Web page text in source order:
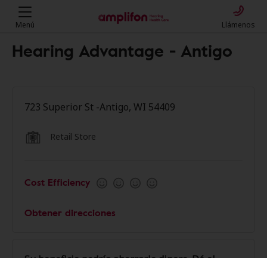
Menú Llámenos
Hearing Advantage - Antigo
723 Superior St -Antigo, WI 54409
Retail Store
Cost Efficiency
Obtener direcciones